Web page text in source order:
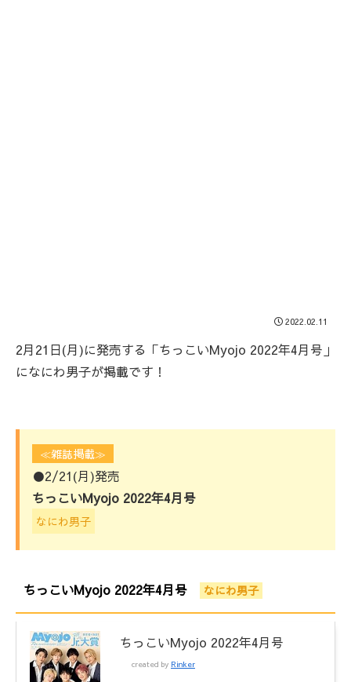
2022.02.11
2月21日(月)に発売する「ちっこいMyojo 2022年4月号」
になにわ男子が掲載です！
≪雑誌掲載≫
●2/21(月)発売
ちっこいMyojo 2022年4月号
なにわ男子
ちっこいMyojo 2022年4月号 なにわ男子
ちっこいMyojo 2022年4月号
created by Rinker